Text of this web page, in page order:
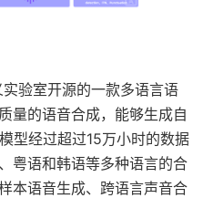
验室开源的一款多语言语
量的语音合成，能够生成自
型经过超过15万小时的数据
粤语和韩语等多种语言的合
本语音生成、跨语言声音合